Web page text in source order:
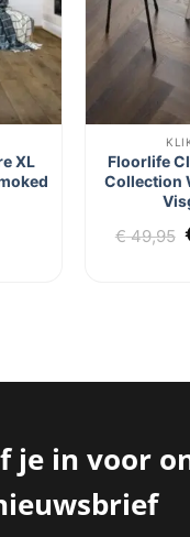
XL
Floorlife
Collection
€49,95
je in voor